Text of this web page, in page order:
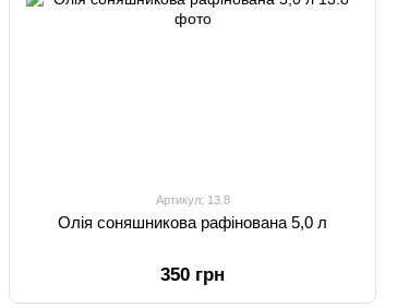
Артикул: 13.8
Олія соняшникова рафінована 5,0 л
350 грн